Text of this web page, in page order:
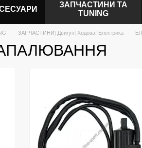
ЗАПЧАСТИНИ ТА
ТUNING
ЗАПЧАСТИНИ| Двигун| Ходова| Електрика